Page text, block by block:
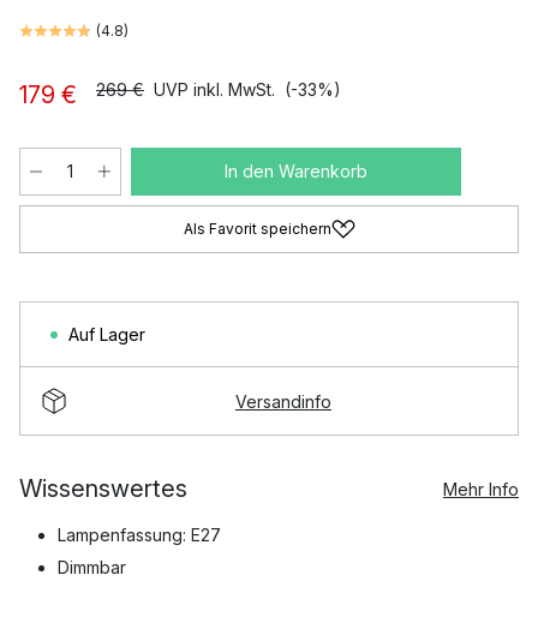
(4.8)
179 € 269 € UVP inkl. MwSt. (-33%)
In den Warenkorb
Als Favorit speichern
Auf Lager
Versandinfo
Wissenswertes Mehr Info
Lampenfassung: E27
Dimmbar